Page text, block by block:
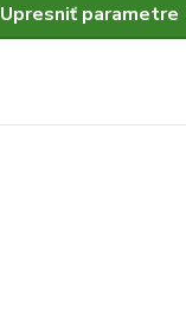
Upresniť parametre